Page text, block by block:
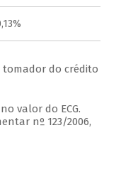
tomador do crédito
valor do ECG.
nº 123/2006,